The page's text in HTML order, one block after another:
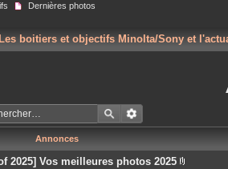
Dernières photos
Les boitiers et objectifs Minolta/Sony et
Annonces
2025] Vos meilleures photos 2025